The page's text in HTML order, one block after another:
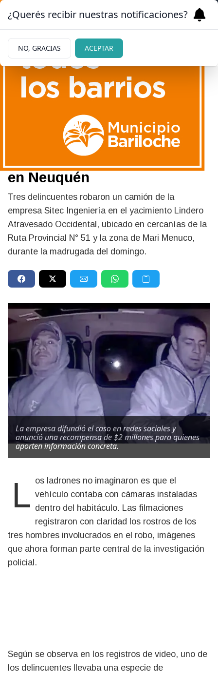
Millonaria recompensa por
tres delincuentes que
robaron un camión petrolero
en Neuquén
Tres delincuentes robaron un camión de la
empresa Sitec Ingeniería en el yacimiento Lindero
Atravesado Occidental, ubicado en cercanías de la
Ruta Provincial N° 51 y la zona de Mari Menuco,
durante la madrugada del domingo.
La empresa difundió el caso en redes sociales y
anunció una recompensa de $2 millones para quienes
aporten información concreta.
Los ladrones no imaginaron es que el vehículo contaba con cámaras instaladas
dentro del habitáculo. Las filmaciones
registraron con claridad los rostros de los
tres hombres involucrados en el robo, imágenes
que ahora forman parte central de la investigación
policial.
Según se observa en los registros de video, uno de
los delincuentes llevaba una especie de
¿Querés recibir nuestras notificaciones?
NO, GRACIAS ACEPTAR